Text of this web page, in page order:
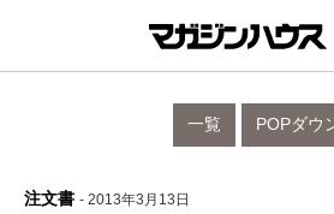
POPダウ
一覧
注文書 - 2013年3月13日